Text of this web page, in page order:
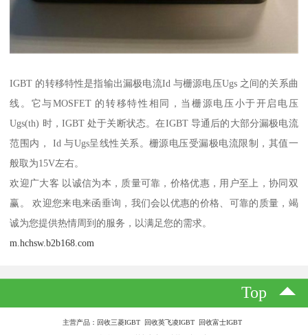
IGBT 的转移特性是指输出漏极电流Id 与栅源电压Ugs 之间的关系曲
线。它与MOSFET 的转移特性相同，当栅源电压小于开启电压
Ugs(th) 时，IGBT 处于关断状态。在IGBT 导通后的大部分漏极电流
范围内， Id 与Ugs呈线性关系。栅源电压受漏极电流限制，其值一
般取为15V左右。
欢迎广大客 以诚信为本，质量可靠，价格优惠，用户至上，协同双
赢。 欢迎您来电来函垂询，我们会以优惠的价格、可靠的质量，竭
诚为您提供热情周到的服务，以满足您的需求。
m.hchsw.b2b168.com
Top
主营产品：回收三菱IGBT 回收英飞凌IGBT 回收富士IGBT